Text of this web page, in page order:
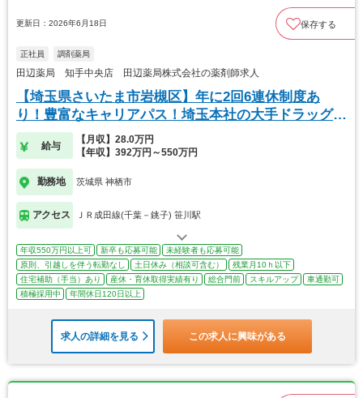
更新日：2026年6月18日 保存する
正社員 調剤薬局
田辺薬局 知手中央店 田辺薬局株式会社の薬剤師求人
【埼玉県さいたま市岩槻区】年に2回6連休制度あ
り！豊富なキャリアパス！埼玉本社の大手ドラッグス
トア
給与
【月収】28.0万円
【年収】392万円～550万円
勤務地 茨城県 神栖市
アクセス ＪＲ成田線(千葉－銚子) 笹川駅
年収550万円以上可 新卒も応募可能
未経験者も応募可能
原則、引越しを伴う転勤なし
土日休み（相談可含む）
残業月10ｈ以下
住宅補助（手当）あり
産休・育休取得実績有り 総合門前 スキルアップ
車通勤可
積極採用中
年間休日120日以上
求人の詳細を見る この求人に興味がある